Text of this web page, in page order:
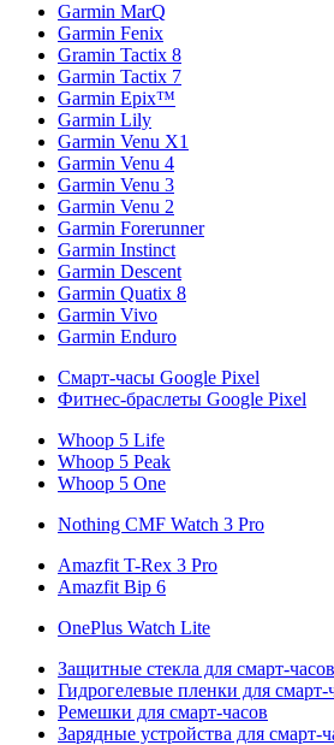
Garmin MarQ
Garmin Fenix
Gramin Tactix 8
Garmin Tactix 7
Garmin Epix™
Garmin Lily
Garmin Venu X1
Garmin Venu 4
Garmin Venu 3
Garmin Venu 2
Garmin Forerunner
Garmin Instinct
Garmin Descent
Garmin Quatix 8
Garmin Vivo
Garmin Enduro
Смарт-часы Google Pixel
Фитнес-браслеты Google Pixel
Whoop 5 Life
Whoop 5 Peak
Whoop 5 One
Nothing CMF Watch 3 Pro
Amazfit T-Rex 3 Pro
Amazfit Bip 6
OnePlus Watch Lite
Защитные стекла для смарт-часов
Гидрогелевые пленки для смарт-
Ремешки для смарт-часов
Зарядные устройства для смарт-